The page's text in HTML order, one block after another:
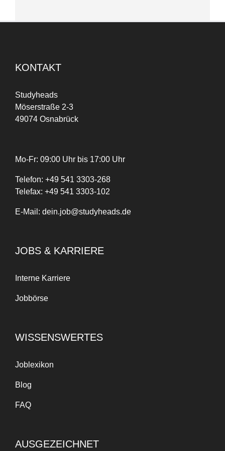
KONTAKT
Studyheads
Möserstraße 2-3
49074 Osnabrück
Mo-Fr: 09:00 Uhr bis 17:00 Uhr
Telefon: +49 541 3303-268
Telefax: +49 541 3303-102
E-Mail: dein.job@studyheads.de
JOBS & KARRIERE
Interne Karriere
Jobbörse
WISSENSWERTES
Joblexikon
Blog
FAQ
AUSGEZEICHNET